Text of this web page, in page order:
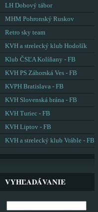
LH Dobový tábor
MHM Pohronský Ruskov
Retro sky team
KVH a strelecký klub Hodošík
Klub ČSĽA Kolíňany - FB
KVH PS Záhorská Ves - FB
KVPH Bratislava - FB
KVH Slovenská brána - FB
KVH Turiec - FB
KVH Liptov - FB
KVH a strelecký klub Vráble - FB
VYHĽADÁVANIE